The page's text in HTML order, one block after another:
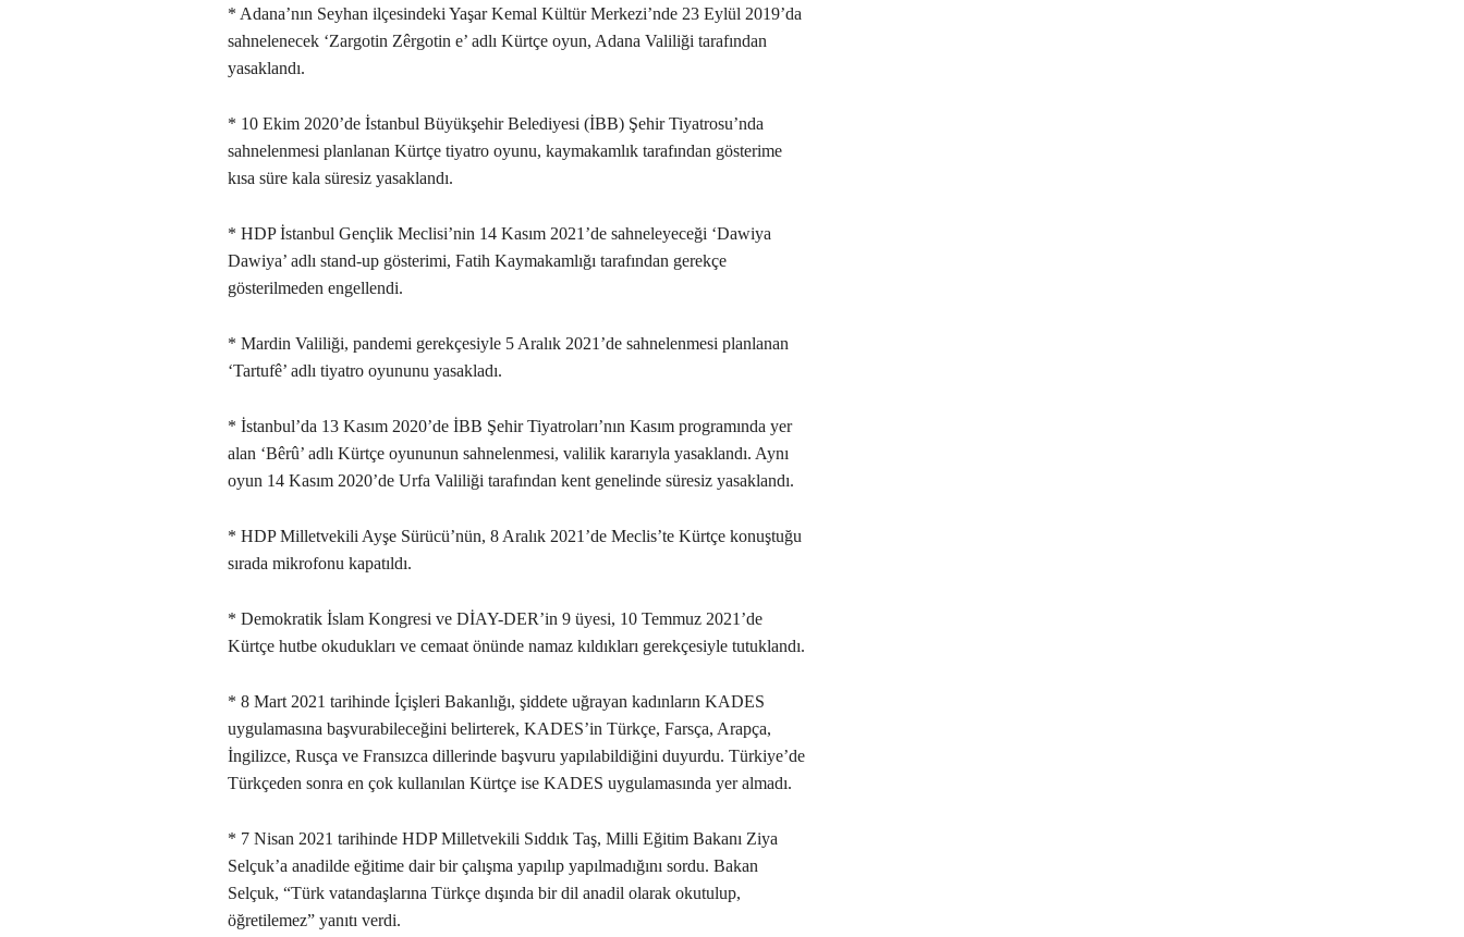
* Adana’nın Seyhan ilçesindeki Yaşar Kemal Kültür Merkezi’nde 23 Eylül 2019’da
sahnelenecek ‘Zargotin Zêrgotin e’ adlı Kürtçe oyun, Adana Valiliği tarafından
yasaklandı.
* 10 Ekim 2020’de İstanbul Büyükşehir Belediyesi (İBB) Şehir Tiyatrosu’nda
sahnelenmesi planlanan Kürtçe tiyatro oyunu, kaymakamlık tarafından gösterime
kısa süre kala süresiz yasaklandı.
* HDP İstanbul Gençlik Meclisi’nin 14 Kasım 2021’de sahneleyeceği ‘Dawiya
Dawiya’ adlı stand-up gösterimi, Fatih Kaymakamlığı tarafından gerekçe
gösterilmeden engellendi.
* Mardin Valiliği, pandemi gerekçesiyle 5 Aralık 2021’de sahnelenmesi planlanan
‘Tartufê’ adlı tiyatro oyununu yasakladı.
* İstanbul’da 13 Kasım 2020’de İBB Şehir Tiyatroları’nın Kasım programında yer
alan ‘Bêrû’ adlı Kürtçe oyununun sahnelenmesi, valilik kararıyla yasaklandı. Aynı
oyun 14 Kasım 2020’de Urfa Valiliği tarafından kent genelinde süresiz yasaklandı.
* HDP Milletvekili Ayşe Sürücü’nün, 8 Aralık 2021’de Meclis’te Kürtçe konuştuğu
sırada mikrofonu kapatıldı.
* Demokratik İslam Kongresi ve DİAY-DER’in 9 üyesi, 10 Temmuz 2021’de
Kürtçe hutbe okudukları ve cemaat önünde namaz kıldıkları gerekçesiyle tutuklandı.
* 8 Mart 2021 tarihinde İçişleri Bakanlığı, şiddete uğrayan kadınların KADES
uygulamasına başvurabileceğini belirterek, KADES’in Türkçe, Farsça, Arapça,
İngilizce, Rusça ve Fransızca dillerinde başvuru yapılabildiğini duyurdu. Türkiye’de
Türkçeden sonra en çok kullanılan Kürtçe ise KADES uygulamasında yer almadı.
* 7 Nisan 2021 tarihinde HDP Milletvekili Sıddık Taş, Milli Eğitim Bakanı Ziya
Selçuk’a anadilde eğitime dair bir çalışma yapılıp yapılmadığını sordu. Bakan
Selçuk, “Türk vatandaşlarına Türkçe dışında bir dil anadil olarak okutulup,
öğretilemez” yanıtı verdi.